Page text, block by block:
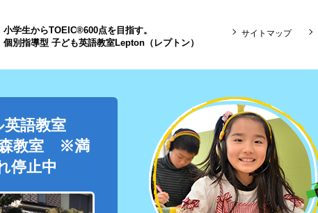
小学生からTOEIC®600点を目指す。
個別指導型 子ども英語教室Lepton（レプトン）
サイトマップ
語教室
森教室 ※満
停止中